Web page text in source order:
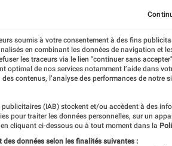
suivi de l’actualité aux
long format,
culturelle
soumis à votre consentement à des fins
en combinant les données de navigation et
les traceurs via le lien "continuer sans
optimal de nos services notamment l’aide dans
contenus, l’analyse des performances de notre
publicitaires (IAB) stockent et/ou accèdent à des
pour traiter les données personnelles, sur un
cliquant ci-dessous ou à tout moment dans la
données selon les finalités suivantes :